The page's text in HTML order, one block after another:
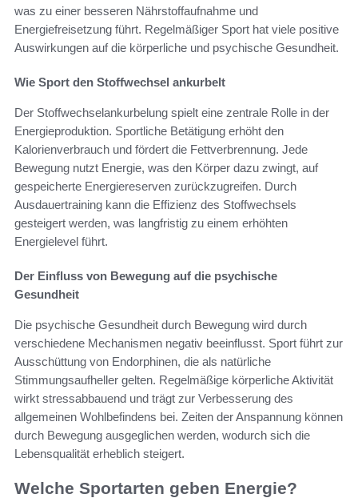
was zu einer besseren Nährstoffaufnahme und
Energiefreisetzung führt. Regelmäßiger Sport hat viele positive
Auswirkungen auf die körperliche und psychische Gesundheit.
Wie Sport den Stoffwechsel ankurbelt
Der Stoffwechselankurbelung spielt eine zentrale Rolle in der
Energieproduktion. Sportliche Betätigung erhöht den
Kalorienverbrauch und fördert die Fettverbrennung. Jede
Bewegung nutzt Energie, was den Körper dazu zwingt, auf
gespeicherte Energiereserven zurückzugreifen. Durch
Ausdauertraining kann die Effizienz des Stoffwechsels
gesteigert werden, was langfristig zu einem erhöhten
Energielevel führt.
Der Einfluss von Bewegung auf die psychische
Gesundheit
Die psychische Gesundheit durch Bewegung wird durch
verschiedene Mechanismen negativ beeinflusst. Sport führt zur
Ausschüttung von Endorphinen, die als natürliche
Stimmungsaufheller gelten. Regelmäßige körperliche Aktivität
wirkt stressabbauend und trägt zur Verbesserung des
allgemeinen Wohlbefindens bei. Zeiten der Anspannung können
durch Bewegung ausgeglichen werden, wodurch sich die
Lebensqualität erheblich steigert.
Welche Sportarten geben Energie?